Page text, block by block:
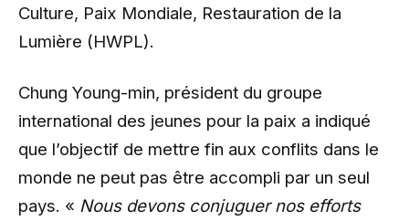
Culture, Paix Mondiale, Restauration de la
Lumière (HWPL).
Chung Young-min, président du groupe
international des jeunes pour la paix a indiqué
que l’objectif de mettre fin aux conflits dans le
monde ne peut pas être accompli par un seul
pays. « Nous devons conjuguer nos efforts